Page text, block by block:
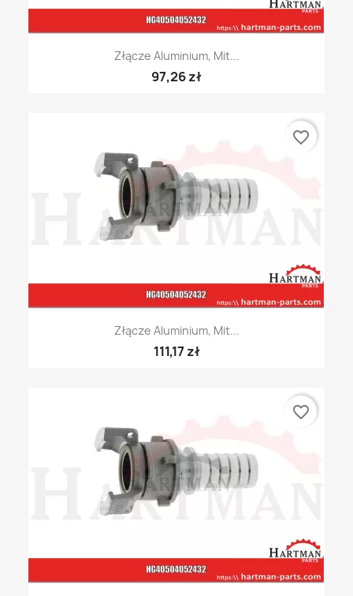
Złącze Aluminium, Mit...
97,26 zł
Złącze Aluminium, Mit...
111,17 zł
favorite_border
favorite_border